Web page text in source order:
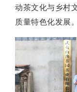
动茶文化与乡村
质量特色化发展。